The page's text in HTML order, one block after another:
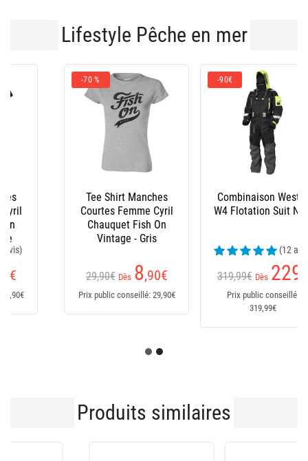
Lifestyle Pêche en mer
Combinaison Westin
W4 Flotation Suit Noir
229 €
Prix public conseillé:
Combinaison Westin
W6 Flotation Suit -
(1 avis)
Dès 369 €
Prix public conseillé:
Produits similaires